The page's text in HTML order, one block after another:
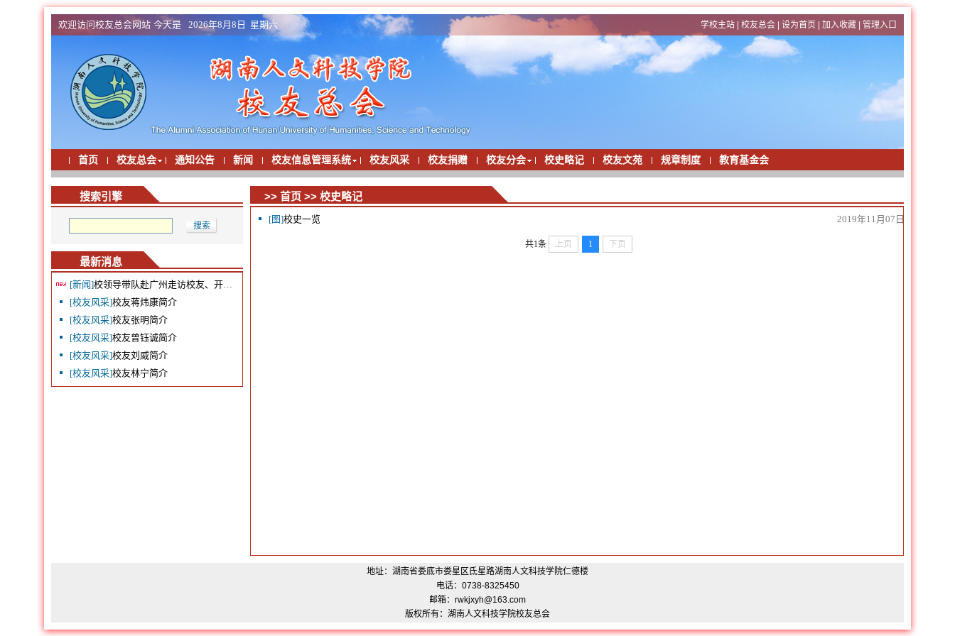
学校主站 校友总会 设为首页 加入收藏 管理入口
欢迎访问校友总会网站 今天是 2026年8月8日 星期六
首页 校友总会 通知公告 新闻 校友信息管理系统 校友风采 校友捐赠 校友分会 校史略记 校友文苑 规章制度 教育基金会
搜索引擎
最新消息
[新闻]校领导带队赴广州走访校友、开展“校友回湘”暑期温暖行动
[校友风采]校友蒋炜康简介
[校友风采]校友张明简介
[校友风采]校友曾钰诚简介
[校友风采]校友刘威简介
[校友风采]校友林宁简介
>> 首页 >> 校史略记
[图]校史一览 2019年11月07日
共1条 上页 1 下页
地址：湖南省娄底市娄星区氐星路湖南人文科技学院仁德楼
电话：0738-8325450
邮箱：rwkjxyh@163.com
版权所有：湖南人文科技学院校友总会